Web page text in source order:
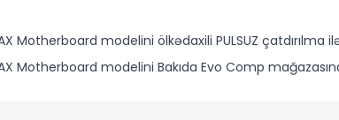
Motherboard modelini ölkədaxili PULSUZ çatdırılma
Motherboard modelini Bakıda Evo Comp